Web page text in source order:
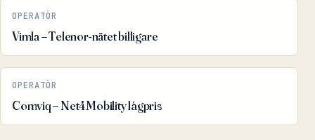
OPERATÖR
Vimla – Telenor-nätet billigare
OPERATÖR
Comviq – Net4Mobility lågpris